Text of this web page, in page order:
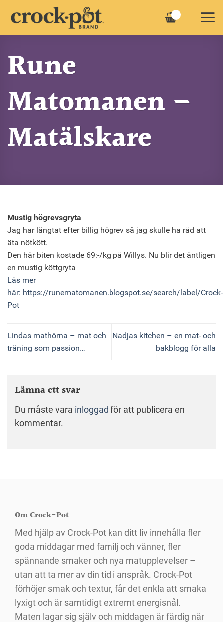
Rune
Matomanen –
Matälskare
Mustig högrevsgryta
Jag har längtat efter billig högrev så jag skulle ha råd att
äta nötkött.
Den här biten kostade 69:-/kg på Willys. Nu blir det äntligen
en mustig köttgryta
Läs mer
här: https://runematomanen.blogspot.se/search/label/Crock-
Pot
Lindas mathörna – mat och
träning som passion…
Nadjas kitchen – en mat- och
bakblogg för alla
Lämna ett svar
Du måste vara inloggad för att publicera en
kommentar.
Om Crock-Pot
Med hjälp av Crock-Pot kan ditt liv innehålla fler
goda middagar med familj och vänner, fler
spännande smaker och nya matupplevelser –
utan att ta mer av din tid i anspråk. Crock-Pot
förhöjer smak och textur, får det enkla att smaka
lyxigt och är samtidigt extremt energisnål.
Maten lagar sig själv och middagen är färdig när